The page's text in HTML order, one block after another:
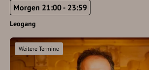
Morgen 21:00 - 23:59
Leogang
Weitere Termine